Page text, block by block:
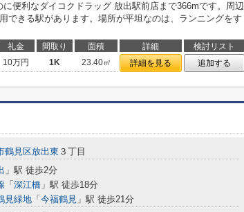
便利なダイコクドラッグ 放出駅前店まで366mです。周辺
できる駅があります。場所が平坦なのは、ランニングをす
礼金 間取り 面積 詳細
検討リスト
10万円 1K 23.40㎡ 詳細を見る 追加する
鶴見区放出東 ３丁目
」駅 徒歩2分
「 深江橋 」駅 徒歩18分
見緑地 「 今福鶴見 」駅 徒歩21分